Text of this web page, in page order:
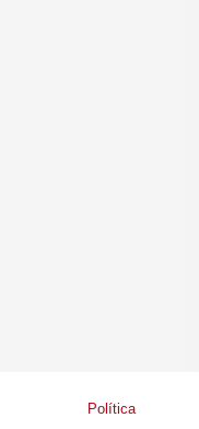
Política